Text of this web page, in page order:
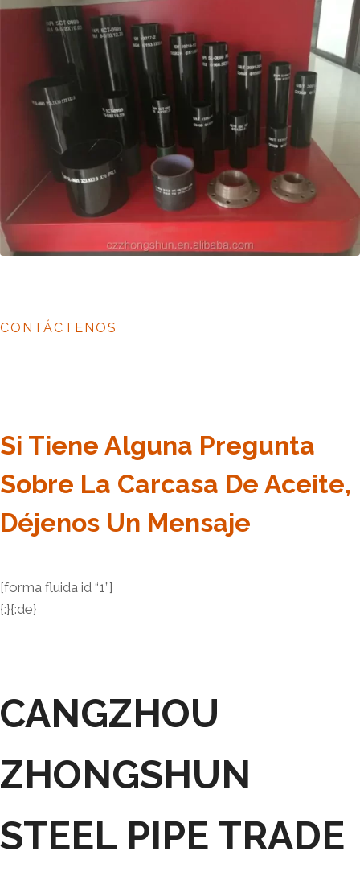
CONTÁCTENOS
Si Tiene Alguna Pregunta
Sobre La Carcasa De Aceite,
Déjenos Un Mensaje
[forma fluida id “1”]
{:}{:de}
CANGZHOU
ZHONGSHUN
STEEL PIPE TRADE